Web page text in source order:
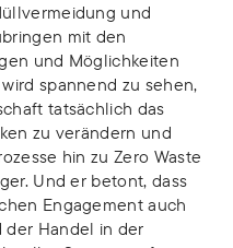
und
mit den
und Möglichkeiten
spannend zu sehen,
tatsächlich das
zu verändern und
hin zu Zero Waste
Und er betont, dass
Engagement auch
der Handel in der